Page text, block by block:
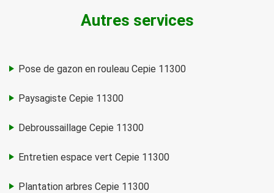
Autres services
Pose de gazon en rouleau Cepie 11300
Paysagiste Cepie 11300
Debroussaillage Cepie 11300
Entretien espace vert Cepie 11300
Plantation arbres Cepie 11300